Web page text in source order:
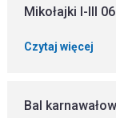
Mikołajki I-III
Czytaj więcej
Bal